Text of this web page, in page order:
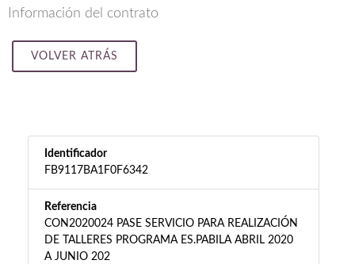
Información del contrato
VOLVER ATRÁS
Identificador
FB9117BA1F0F6342
Referencia
CON2020024 PASE SERVICIO PARA REALIZACIÓN
DE TALLERES PROGRAMA ES.PABILA ABRIL 2020
A JUNIO 202